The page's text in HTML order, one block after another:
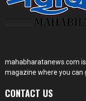
mahabharatanews.com
magazine where you can
CONTACT US